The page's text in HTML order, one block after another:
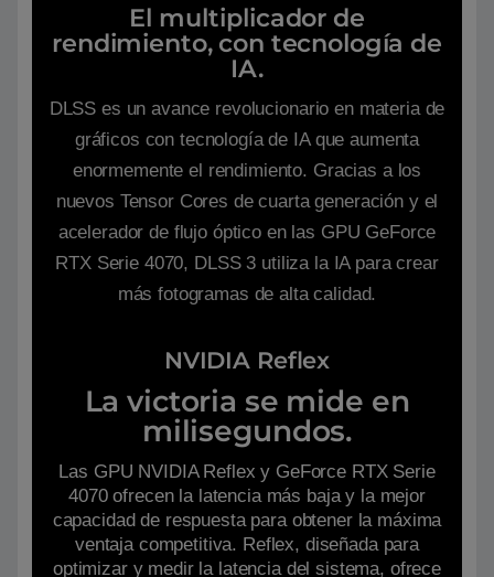
El multiplicador de
rendimiento, con tecnología de
IA.
DLSS es un avance revolucionario en materia de
gráficos con tecnología de IA que aumenta
enormemente el rendimiento. Gracias a los
nuevos Tensor Cores de cuarta generación y el
acelerador de flujo óptico en las GPU GeForce
RTX Serie 4070, DLSS 3 utiliza la IA para crear
más fotogramas de alta calidad.
NVIDIA Reflex
La victoria se mide en
milisegundos.
Las GPU NVIDIA Reflex y GeForce RTX Serie
4070 ofrecen la latencia más baja y la mejor
capacidad de respuesta para obtener la máxima
ventaja competitiva. Reflex, diseñada para
optimizar y medir la latencia del sistema, ofrece